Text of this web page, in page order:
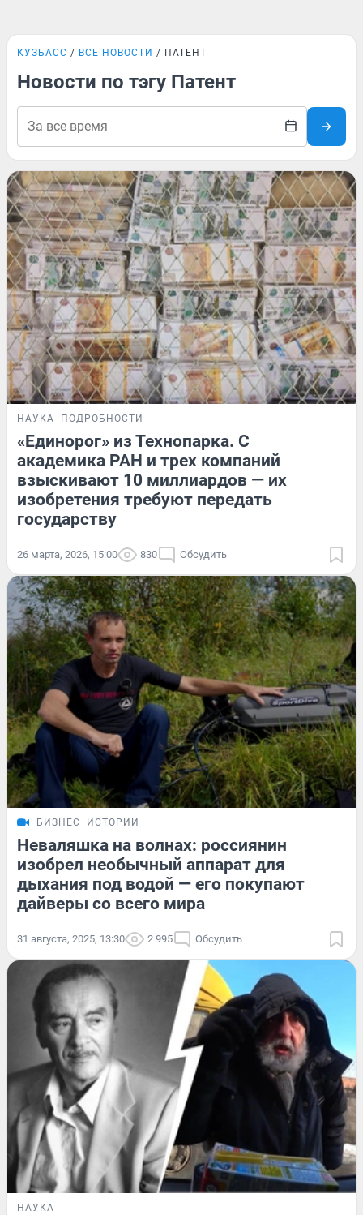
КУЗБАСС ВСЕ НОВОСТИ ПАТЕНТ
Новости по тэгу Патент
НАУКА ПОДРОБНОСТИ
«Единорог» из Технопарка. С
академика РАН и трех компаний
взыскивают 10 миллиардов — их
изобретения требуют передать
государству
26 марта, 2026, 15:00 830 Обсудить
БИЗНЕС ИСТОРИИ
Неваляшка на волнах: россиянин
изобрел необычный аппарат для
дыхания под водой — его покупают
дайверы со всего мира
31 августа, 2025, 13:30 2 995 Обсудить
НАУКА